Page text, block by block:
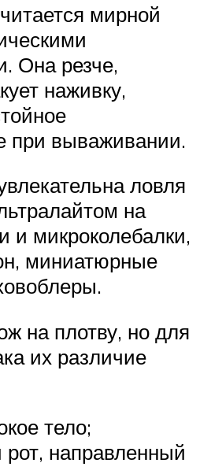
мирной
Она резче,
наживку,
при вываживании.
ловля
на
и микроколебалки,
миниатюрные
на плотву, но для
их различие
тело;
направленный